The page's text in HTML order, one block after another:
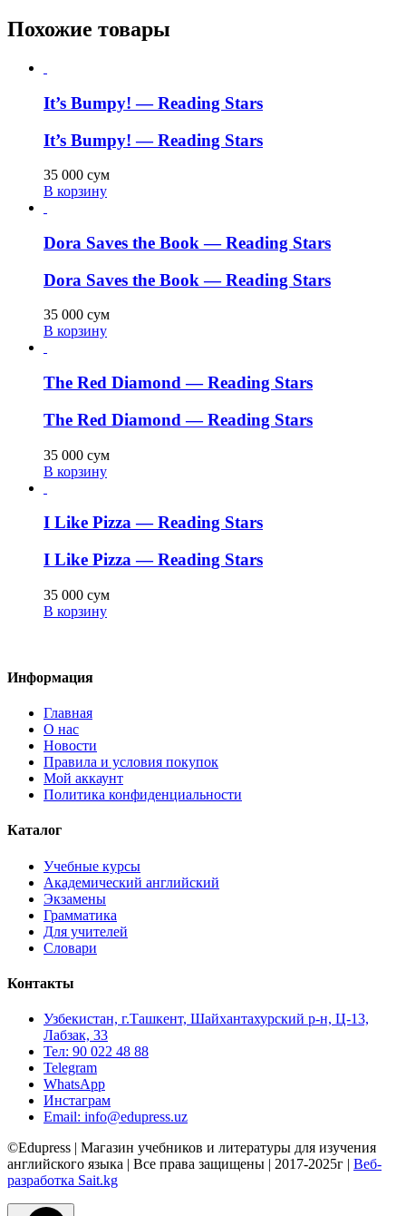
Похожие товары
It’s Bumpy! — Reading Stars
It’s Bumpy! — Reading Stars
35 000 сум
В корзину
Dora Saves the Book — Reading Stars
Dora Saves the Book — Reading Stars
35 000 сум
В корзину
The Red Diamond — Reading Stars
The Red Diamond — Reading Stars
35 000 сум
В корзину
I Like Pizza — Reading Stars
I Like Pizza — Reading Stars
35 000 сум
В корзину
Информация
Главная
О нас
Новости
Правила и условия покупок
Мой аккаунт
Политика конфиденциальности
Каталог
Учебные курсы
Академический английский
Экзамены
Грамматика
Для учителей
Словари
Контакты
Узбекистан, г.Ташкент, Шайхантахурский р-н, Ц-13,
Лабзак, 33
Тел: 90 022 48 88
Telegram
WhatsApp
Инстаграм
Email: info@edupress.uz
©Edupress | Магазин учебников и литературы для изучения
английского языка | Все права защищены | 2017-2025г | Веб-
разработка Sait.kg